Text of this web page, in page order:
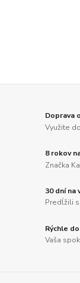
Doprava
Využite
8 rokov
Značka
30 dní
Predĺžili
Rýchle
Vaša